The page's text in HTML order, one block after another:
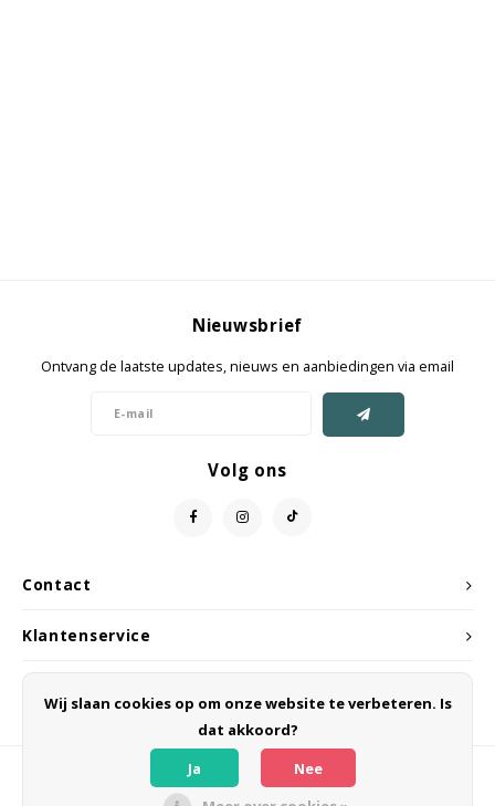
Contact
Nieuwsbrief
Ontvang de laatste updates, nieuws en aanbiedingen via email
Volg ons
Klantenservice
Mijn account
Wij slaan cookies op om onze website te verbeteren. Is
dat akkoord?
Ja
Nee